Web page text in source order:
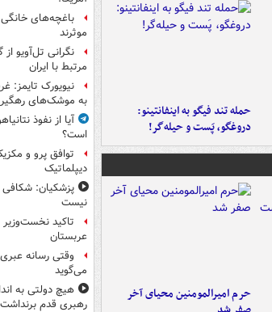
حمله تند فیگو به اینفانتینو:
دروغگو، پَست‌ و حیله‌گر!
حرم امیرالمومنین محیای آخر
باغچه‌های
موثرند
نگرانی تل‌آویو
مرتبط با ایران
نیویورک تایمز:
به موشک‌های رهگیر
آیا از نفوذ
است؟
توافق پرو و
دیپلماتیک
پزشکیان:
نیست
تاکید نخست‌وزیر
عربستان
وقتی رسانه عبری
می‌گوید
هیچ دولتی به
رهبری قدم برنداشت